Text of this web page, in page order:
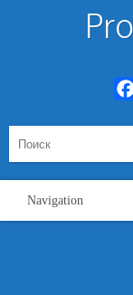
Navigation